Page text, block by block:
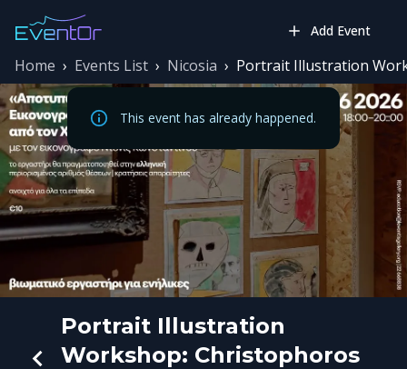
Add Event
This event has already happened.
Home › Events List › Nicosia › Portrait Illustration
Portrait Illustration
Workshop: Christophoros